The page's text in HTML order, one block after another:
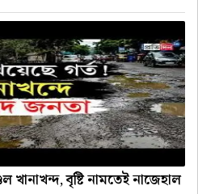
খানাখন্দ, বৃষ্টি নামতেই নাজেহাল